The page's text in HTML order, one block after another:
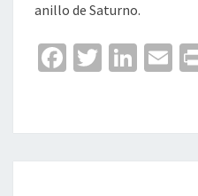
anillo de Saturno.
Fa
o
o
T
er
Li
dI
n
E
l